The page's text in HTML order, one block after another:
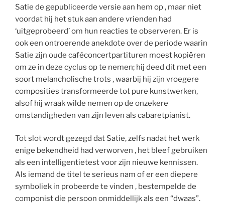
Satie de gepubliceerde versie aan hem op , maar niet
voordat hij het stuk aan andere vrienden had
‘uitgeprobeerd’ om hun reacties te observeren. Er is
ook een ontroerende anekdote over de periode waarin
Satie zijn oude caféconcertpartituren moest kopiëren
om ze in deze cyclus op te nemen; hij deed dit met een
soort melancholische trots , waarbij hij zijn vroegere
composities transformeerde tot pure kunstwerken,
alsof hij wraak wilde nemen op de onzekere
omstandigheden van zijn leven als cabaretpianist.
Tot slot wordt gezegd dat Satie, zelfs nadat het werk
enige bekendheid had verworven , het bleef gebruiken
als een intelligentietest voor zijn nieuwe kennissen.
Als iemand de titel te serieus nam of er een diepere
symboliek in probeerde te vinden , bestempelde de
componist die persoon onmiddellijk als een “dwaas”.